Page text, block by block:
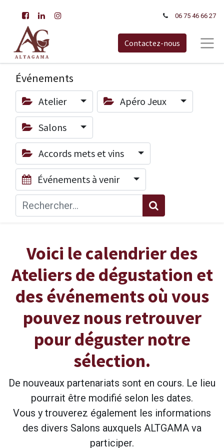
06 75 46 66​ 27
Contactez-nous
Événements
Atelier Apéro Jeux
Salons
Accords mets et vins
Événements à venir
Voici le calendrier des
Ateliers de dégustation et
des événements où vous
pouvez nous retrouver
pour déguster notre
sélection.
De nouveaux partenariats sont en cours. Le lieu
pourrait être modifié selon les dates.
Vous y trouverez également les informations
des divers Salons auxquels ALTGAMA va
participer.